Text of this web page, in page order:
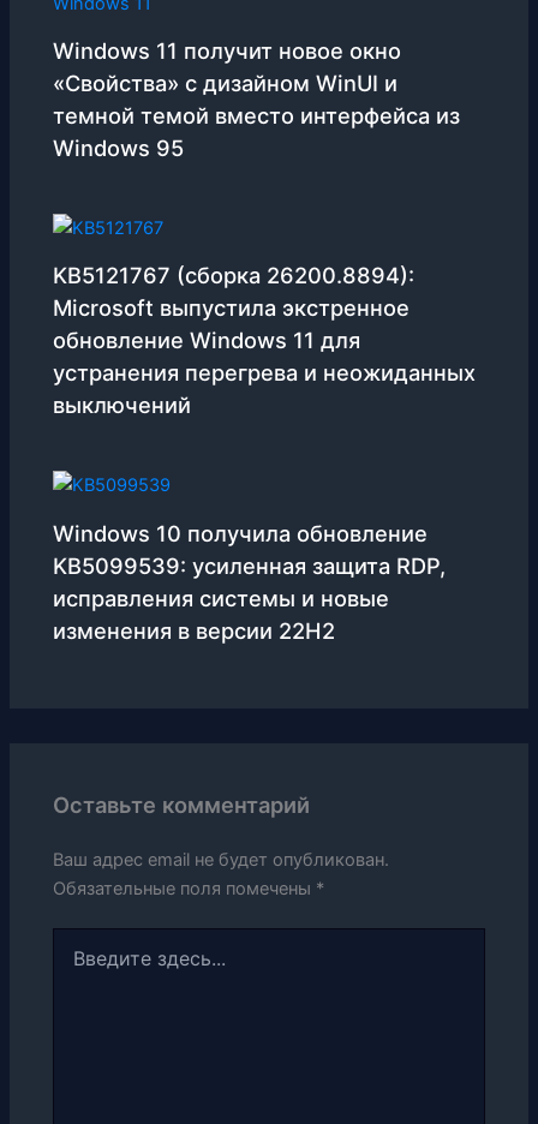
Windows 11 получит новое окно
«Свойства» с дизайном WinUI и
темной темой вместо интерфейса из
Windows 95
KB5121767 (сборка 26200.8894):
Microsoft выпустила экстренное
обновление Windows 11 для
устранения перегрева и неожиданных
выключений
Windows 10 получила обновление
KB5099539: усиленная защита RDP,
исправления системы и новые
изменения в версии 22H2
Оставьте комментарий
Ваш адрес email не будет опубликован.
Обязательные поля помечены *
здесь...